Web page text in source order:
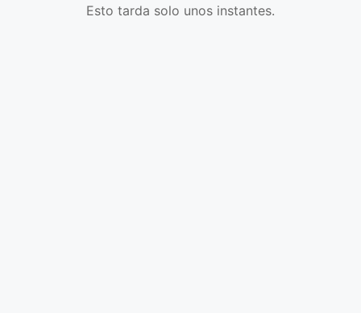
Esto tarda solo unos instantes.